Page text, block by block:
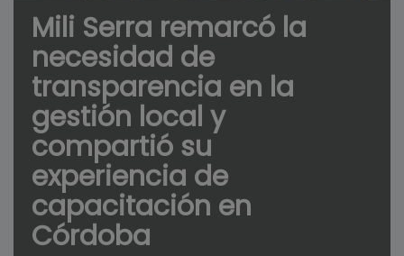
Mili Serra remarcó la
necesidad de
transparencia en la
gestión local y
compartió su
experiencia de
capacitación en
Córdoba